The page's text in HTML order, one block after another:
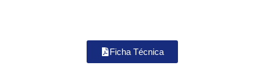
Ficha Técnica